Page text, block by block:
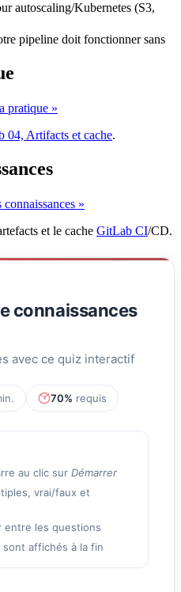
autoscaling/Kubernetes (S3,
pipeline doit fonctionner sans
pratique »
04, Artifacts et cache.
»
et le cache GitLab CI/CD.
connaissances
avec ce quiz interactif
70% requis
au clic sur Démarrer
vrai/faux et
entre les questions
affichés à la fin